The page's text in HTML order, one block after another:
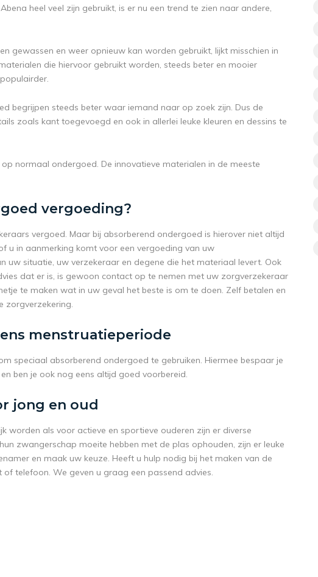
heel veel zijn gebruikt, is er nu een trend te zien naar andere,
gewassen en weer opnieuw kan worden gebruikt, lijkt misschien in
die hiervoor gebruikt worden, steeds beter en mooier
begrijpen steeds beter waar iemand naar op zoek zijn. Dus de
zoals kant toegevoegd en ook in allerlei leuke kleuren en dessins te
normaal ondergoed. De innovatieve materialen in de meeste
vergoeding?
vergoed. Maar bij absorberend ondergoed is hierover niet altijd
u in aanmerking komt voor een vergoeding van uw
uw situatie, uw verzekeraar en degene die het materiaal levert. Ook
dat er is, is gewoon contact op te nemen met uw zorgverzekeraar
te maken wat in uw geval het beste is om te doen. Zelf betalen en
zorgverzekering.
menstruatieperiode
speciaal absorberend ondergoed te gebruiken. Hiermee bespaar je
ben je ook nog eens altijd goed voorbereid.
jong en oud
worden als voor actieve en sportieve ouderen zijn er diverse
zwangerschap moeite hebben met de plas ophouden, zijn er leuke
en maak uw keuze. Heeft u hulp nodig bij het maken van de
telefoon. We geven u graag een passend advies.